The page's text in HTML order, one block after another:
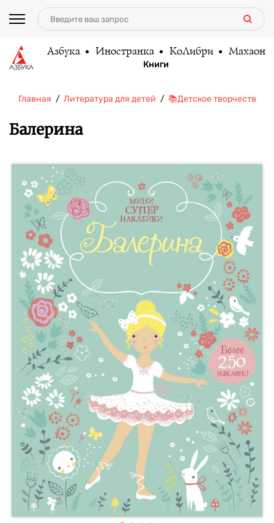
Азбука Иностранка КоЛибри Махаон
Книги
Главная Литература для детей 📚Детское творчество и
Балерина